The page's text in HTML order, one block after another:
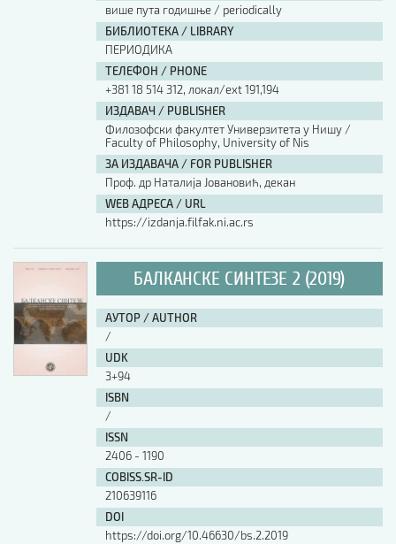
више пута годишње / periodically
БИБЛИОТЕКА / LIBRARY
ПЕРИОДИКА
ТЕЛЕФОН / PHONE
+381 18 514 312, локал/ext 191,194
ИЗДАВАЧ / PUBLISHER
Филозофски факултет Универзитета у Нишу /
Faculty of Philosophy, University of Nis
ЗА ИЗДАВАЧА / FOR PUBLISHER
Проф. др Наталија Јовановић, декан
WEB АДРЕСА / URL
https://izdanja.filfak.ni.ac.rs
БАЛКАНСКЕ СИНТЕЗЕ 2 (2019)
АУТОР / AUTHOR
/
UDK
3+94
ISBN
/
ISSN
2406 - 1190
COBISS.SR-ID
210639116
DOI
https://doi.org/10.46630/bs.2.2019